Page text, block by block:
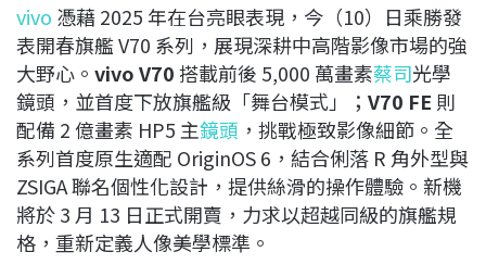
b
o
o
k
a
d
s
e
d
I
n
L
i
n
vivo 憑藉 2025 年在台亮眼表現，今（10）日乘勝發
表開春旗艦 V70 系列，展現深耕中高階影像市場的強
大野心。 vivo V70搭載前後 5,000 萬畫素蔡司光學
鏡頭，並首度下放旗艦級「舞台模式」； V70 FE 則
配備 2 億畫素 HP5 主鏡頭 ，挑戰極致影像細節。全
系列首度原生適配 OriginOS 6，結合俐落 R 角外型與
ZSIGA 聯名個性化設計，提供絲滑的操作體驗。新機
將於 3 月 13 日正式開賣，力求以超越同級的旗艦規
格，重新定義人像美學標準。